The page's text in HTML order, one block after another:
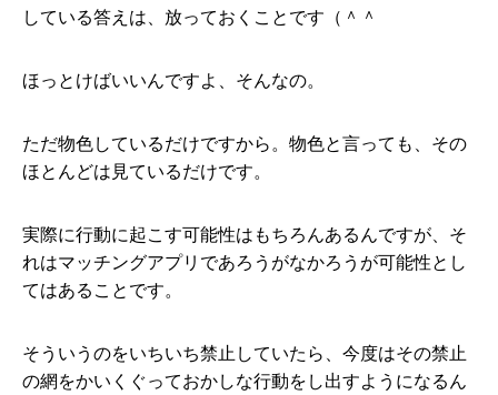
している答えは、放っておくことです（＾＾
ほっとけばいいんですよ、そんなの。
ただ物色しているだけですから。物色と言っても、その
ほとんどは見ているだけです。
実際に行動に起こす可能性はもちろんあるんですが、そ
れはマッチングアプリであろうがなかろうが可能性とし
てはあることです。
そういうのをいちいち禁止していたら、今度はその禁止
の網をかいくぐっておかしな行動をし出すようになるん